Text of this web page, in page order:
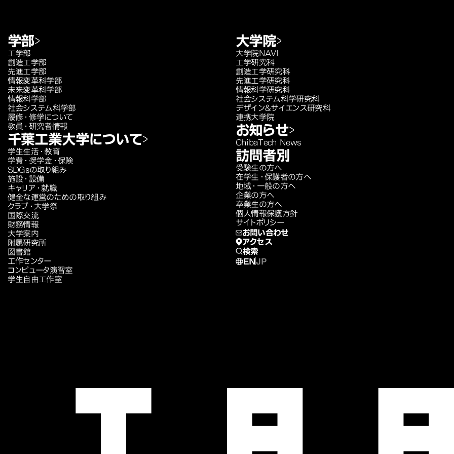
学部
工学部
創造工学部
先進工学部
情報変革科学部
未来変革科学部
情報科学部
社会システム科学部
履修・修学について
教員・研究者情報
千葉工業大学について
学生生活・教育
学費・奨学金・保険
SDGsの取り組み
施設・設備
キャリア・就職
健全な運営のための取り組み
クラブ・大学祭
国際交流
財務情報
大学案内
附属研究所
図書館
工作センター
コンピュータ演習室
学生自由工作室
大学院
大学院NAVI
工学研究科
創造工学研究科
先進工学研究科
情報科学研究科
社会システム科学研究科
デザイン＆サイエンス研究科
連携大学院
お知らせ
ChibaTech News
訪問者別
受験生の方へ
在学生・保護者の方へ
地域・一般の方へ
企業の方へ
卒業生の方へ
個人情報保護方針
サイトポリシー
お問い合わせ
アクセス
検索
EN JP